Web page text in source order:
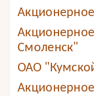
Смоленск"
ОАО